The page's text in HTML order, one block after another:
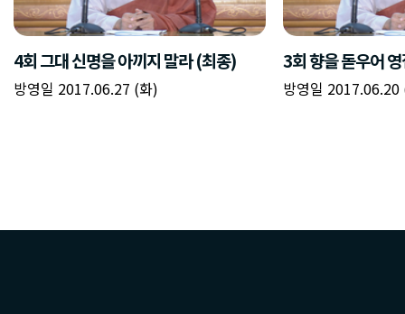
4회 그대 신명을 아끼지 말라 (최종)
방영일 2017.06.27 (화)
3회 향을 돋우어
방영일 2017.06.20